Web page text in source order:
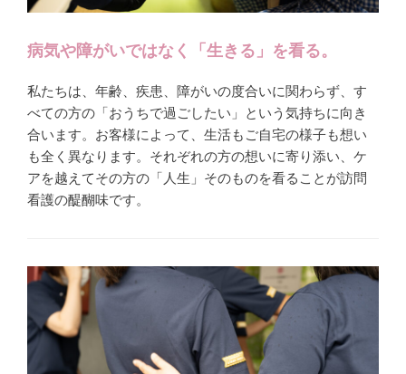
病気や障がいではなく「生きる」を看る。
私たちは、年齢、疾患、障がいの度合いに関わらず、す
べての方の「おうちで過ごしたい」という気持ちに向き
合います。お客様によって、生活もご自宅の様子も想い
も全く異なります。それぞれの方の想いに寄り添い、ケ
アを越えてその方の「人生」そのものを看ることが訪問
看護の醍醐味です。